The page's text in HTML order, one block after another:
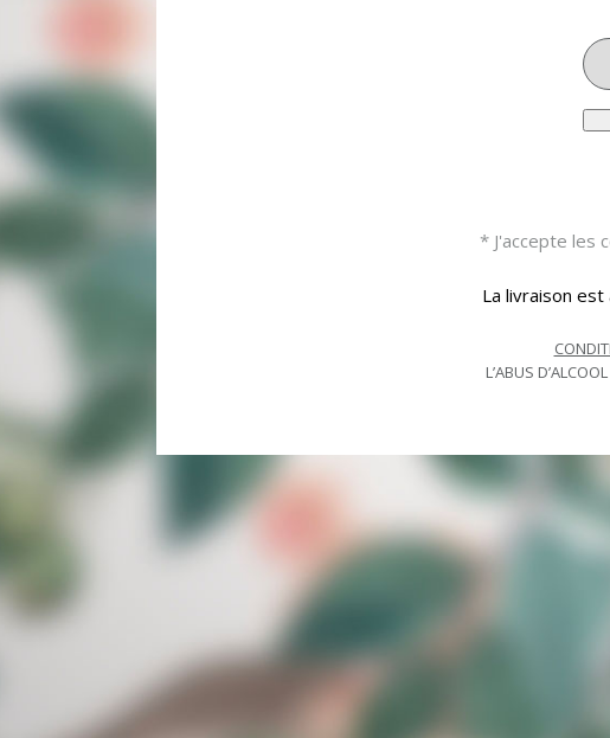
* J'accepte les
La livraison est
L’ABUS
Toute reproduction ou représentation totale ou
l’autorisation expresse par Roseblood. Les
bénéficient en ce sens du régime de protection offert
Responsabilités :
Roseblood ne saurait être tenue pour responsable
de fermer temporairement le site ou l’accès à ses
NEWSLETTER